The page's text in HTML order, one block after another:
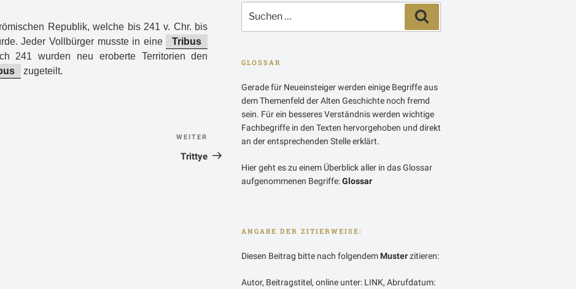
Republik, welche bis 241 v. Chr. bis
Jeder Vollbürger musste in eine
Tribus
241 wurden neu eroberte Territorien den
zugeteilt.
Nächster
Beitrag
WEITER
Trittye
nach:
GLOSSAR
Gerade für Neueinsteiger werden einige Begriffe aus
dem Themenfeld der Alten Geschichte noch fremd
sein. Für ein besseres Verständnis werden wichtige
Fachbegriffe in den Texten hervorgehoben und direkt
an der entsprechenden Stelle erklärt.
Hier geht es zu einem Überblick aller in das Glossar
aufgenommenen Begriffe:Glossar
ANGABE DER ZITIERWEISE:
Diesen Beitrag bitte nach folgendem Musterzitieren:
Autor, Beitragstitel, online unter: LINK, Abrufdatum: